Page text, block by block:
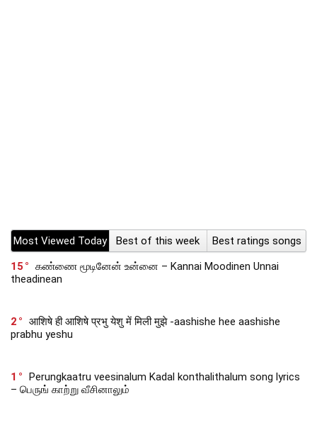
Most Viewed Today Best of this week
Best ratings songs
15
கண்ணை மூடினேன் உன்னை – Kannai Moodinen Unnai
theadinean
2
आशिषे ही आशिषे प्रभु येशु में मिली मुझे -aashishe hee aashishe
prabhu yeshu
1
Perungkaatru veesinalum Kadal konthalithalum song lyrics
– பெருங் காற்று வீசினாலும்